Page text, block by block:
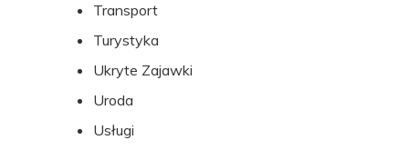
Transport
Turystyka
Ukryte Zajawki
Uroda
Usługi